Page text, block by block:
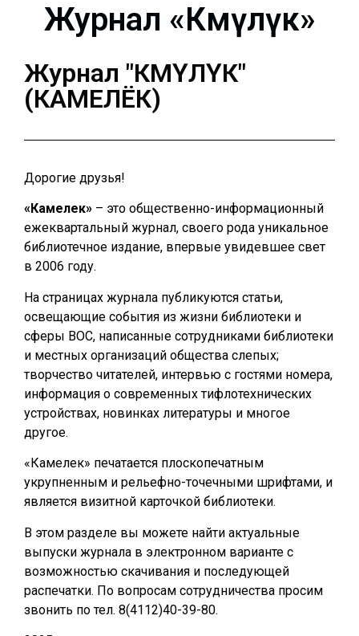
Журнал «Көмүлүөк»
Журнал "КӨМҮЛҮӨК"
(КАМЕЛЁК)
Дорогие друзья!
«Камелек» – это общественно-информационный
ежеквартальный журнал, своего рода уникальное
библиотечное издание, впервые увидевшее свет
в 2006 году.
На страницах журнала публикуются статьи,
освещающие события из жизни библиотеки и
сферы ВОС, написанные сотрудниками библиотеки
и местных организаций общества слепых;
творчество читателей, интервью с гостями номера,
информация о современных тифлотехнических
устройствах, новинках литературы и многое
другое.
«Камелек» печатается плоскопечатным
укрупненным и рельефно-точечными шрифтами, и
является визитной карточкой библиотеки.
В этом разделе вы можете найти актуальные
выпуски журнала в электронном варианте с
возможностью скачивания и последующей
распечатки. По вопросам сотрудничества просим
звонить по тел. 8(4112)40-39-80.